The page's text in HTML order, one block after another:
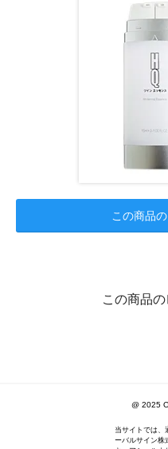
この商品
この商品
@ 2025
当サイトでは、
ーバルサイン株